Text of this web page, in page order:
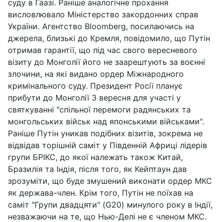
суду в Гаазі. Раніше аналогічне прохання
висловлювало Міністерство закордонних справ
України. Агентство Bloomberg, посилаючись на
джерела, близькі до Кремля, повідомило, що Путін
отримав гарантії, що під час свого вересневого
візиту до Монголії його не заарештують за воєнні
злочини, на які видано ордер Міжнародного
кримінального суду. Президент Росії планує
прибути до Монголії 3 вересня для участі у
святкуванні "спільної перемоги радянських та
монгольських військ над японськими військами".
Раніше Путін уникав подібних візитів, зокрема не
відвідав торішній саміт у Південній Африці лідерів
групи БРІКС, до якої належать також Китай,
Бразилія та Індія, після того, як Кейптаун дав
зрозуміти, що буде змушений виконати ордер МКС
як держава-член. Крім того, Путін не поїхав на
саміт "Групи двадцяти" (G20) минулого року в Індії,
незважаючи на те, що Нью-Делі не є членом МКС.